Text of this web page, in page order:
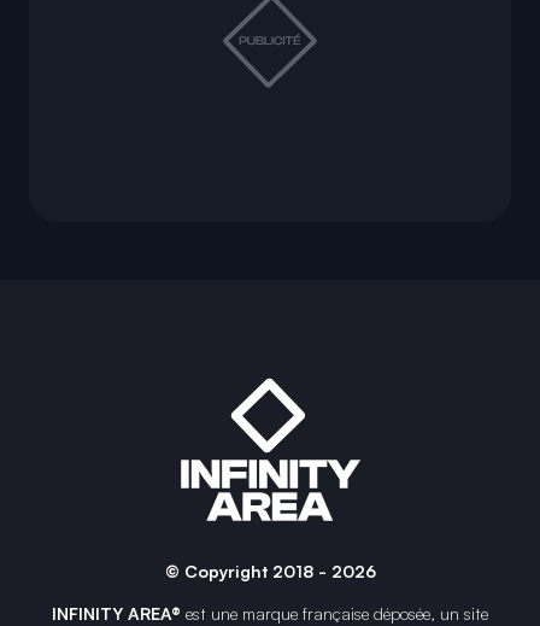
© Copyright 2018 - 2026
INFINITY AREA® est une marque française déposée, un site